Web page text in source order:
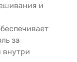
и
за